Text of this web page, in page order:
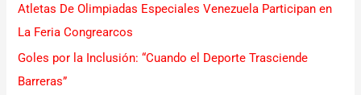
:Atletas De Olimpiadas Especiales Venezuela Participan en
La Feria Congrearcos
Goles por la Inclusión: “Cuando el Deporte Trasciende
Barreras”